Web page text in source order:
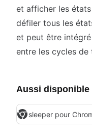
et afficher les
défiler tous les
et peut être
entre les cycles de
Aussi disponible
sleeper pour